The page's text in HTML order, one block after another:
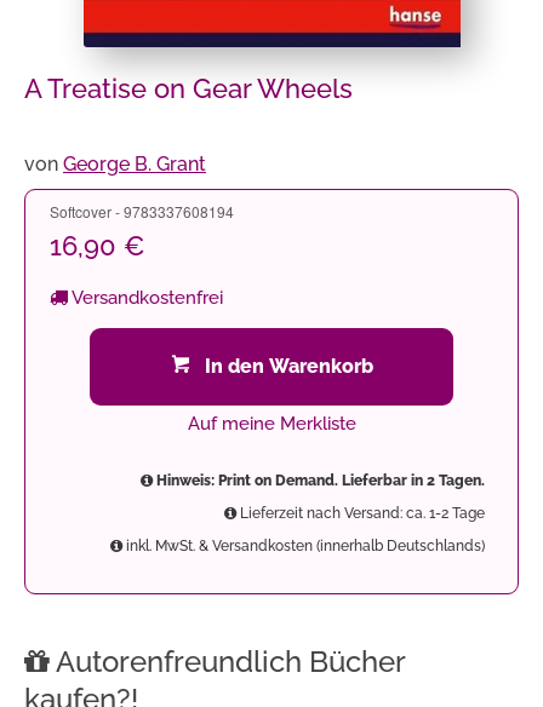
A Treatise on Gear Wheels
von George B. Grant
Softcover - 9783337608194
16,90 €
Versandkostenfrei
In den Warenkorb
Auf meine Merkliste
Hinweis: Print on Demand. Lieferbar in 2 Tagen.
Lieferzeit nach Versand: ca. 1-2 Tage
inkl. MwSt. & Versandkosten (innerhalb Deutschlands)
Autorenfreundlich Bücher
kaufen?!